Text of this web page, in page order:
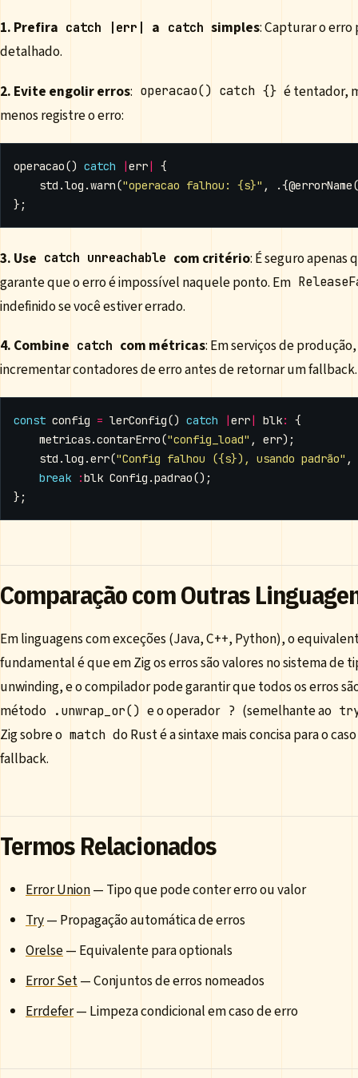
1. Prefira catch |err| a catch simples: Capturar o
detalhado.
2. Evite engolir erros: operacao() catch {} é tentador,
menos registre o erro:
operacao() catch |err|
{
std .log .warn("operacao falhou: {s}" , .{@errorName(
};
3. Use catch unreachable com critério: É seguro apenas
garante que o erro é impossível naquele ponto. Em
indefinido se você estiver errado.
4. Combine catch com métricas: Em serviços de
incrementar contadores de erro antes de retornar um fallback.
const config = lerConfig() catch |err| blk:
{
metricas.contarErro("config_load" , err);
std .log .err("Config falhou ({s}), usando padrão" ,
break
:blk Config .padrao();
};
Comparação com Outras
Em linguagens com exceções (Java, C++, Python), o
fundamental é que em Zig os erros são valores no sistema de
unwinding, e o compilador pode garantir que todos os erros
método .unwrap_or() e o operador ? (semelhante ao
Zig sobre o match do Rust é a sintaxe mais concisa para o
fallback.
Termos Relacionados
Error Union— Tipo que pode conter erro ou valor
Try— Propagação automática de erros
Orelse— Equivalente para optionals
Error Set— Conjuntos de erros nomeados
Errdefer— Limpeza condicional em caso de erro